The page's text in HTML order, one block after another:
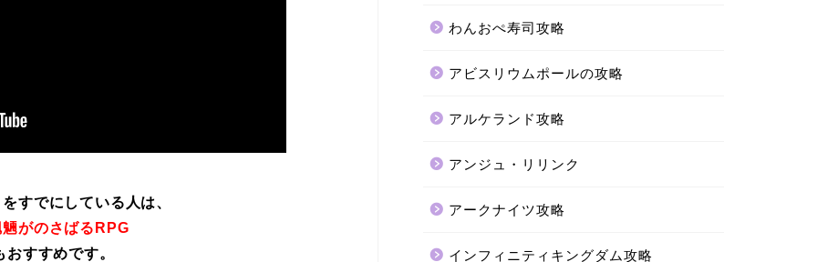
すでにしている人は、
がのさばるRPG
おすすめです。
わんおぺ寿司攻略
アビスリウムポールの攻略
アルケランド攻略
アンジュ・リリンク
アークナイツ攻略
インフィニティキングダム攻略